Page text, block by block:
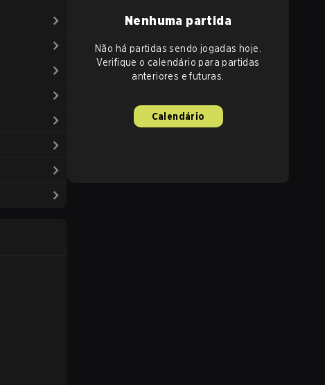
Nenhuma partida
Não há partidas sendo jogadas hoje.
Verifique o calendário para partidas
anteriores e futuras.
Calendário